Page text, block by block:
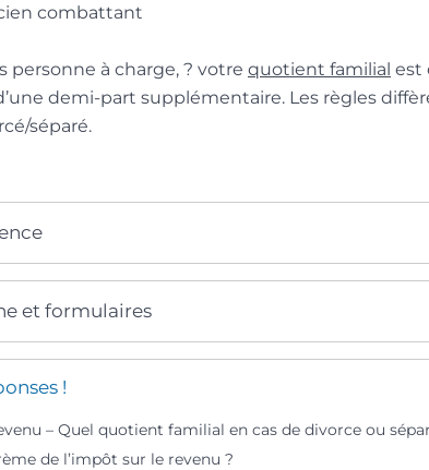
combattant
personne à charge, ? votre quotient familial est
demi-part supplémentaire. Les règles
séparé.
et formulaires
!
– Quel quotient familial en cas de divorce ou
de l’impôt sur le revenu ?